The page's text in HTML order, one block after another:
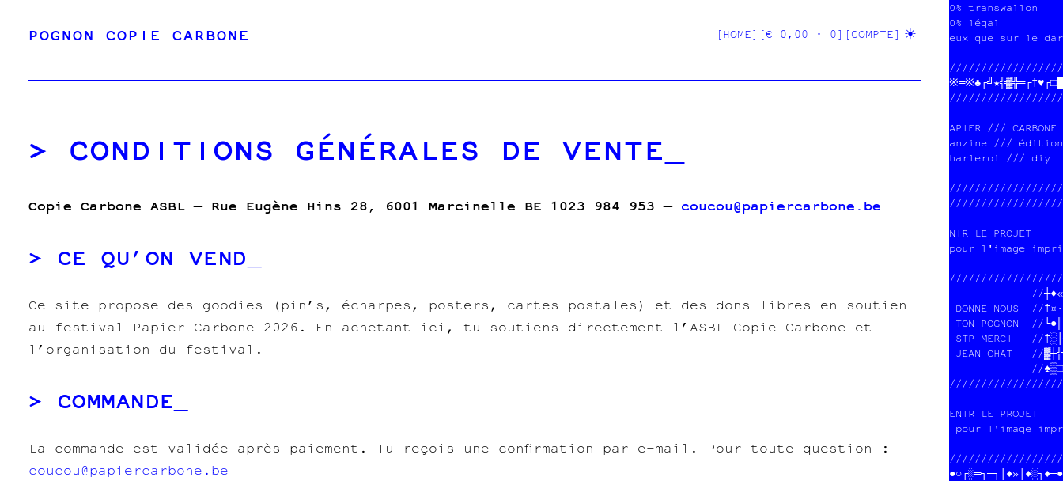
0%
0%
eux que sur le
APIER ///
anzine ///
harleroi ///
JSL/4%/
IK₿UH#V7L&79
V€W€4E8R€/GOI//
DONNE-NOUS  //
TON POGNON  //
STP MERCI   //
JEAN-CHAT   //
//
ENIR LE
pour l'image
to
POGNON COPIE CARBONE [HOME] [€ 0,00 · 0] [COMPTE]
CONDITIONS GÉNÉRALES DE VENTE
Copie Carbone ASBL — Rue Eugène Hins 28, 6001 Marcinelle BE 1023 984 953 — coucou@papiercarbone.be
CE QU’ON VEND
Ce site propose des goodies (pin’s, écharpes, posters, cartes postales) et des dons libres en soutien
au festival Papier Carbone 2026. En achetant ici, tu soutiens directement l’ASBL Copie Carbone et
l’organisation du festival.
COMMANDE
La commande est validée après paiement. Tu reçois une confirmation par e-mail. Pour toute question :
coucou@papiercarbone.be